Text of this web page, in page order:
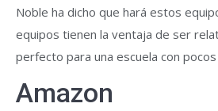
Noble ha dicho que hará estos
equipos tienen la ventaja de ser
perfecto para una escuela con
Amazon